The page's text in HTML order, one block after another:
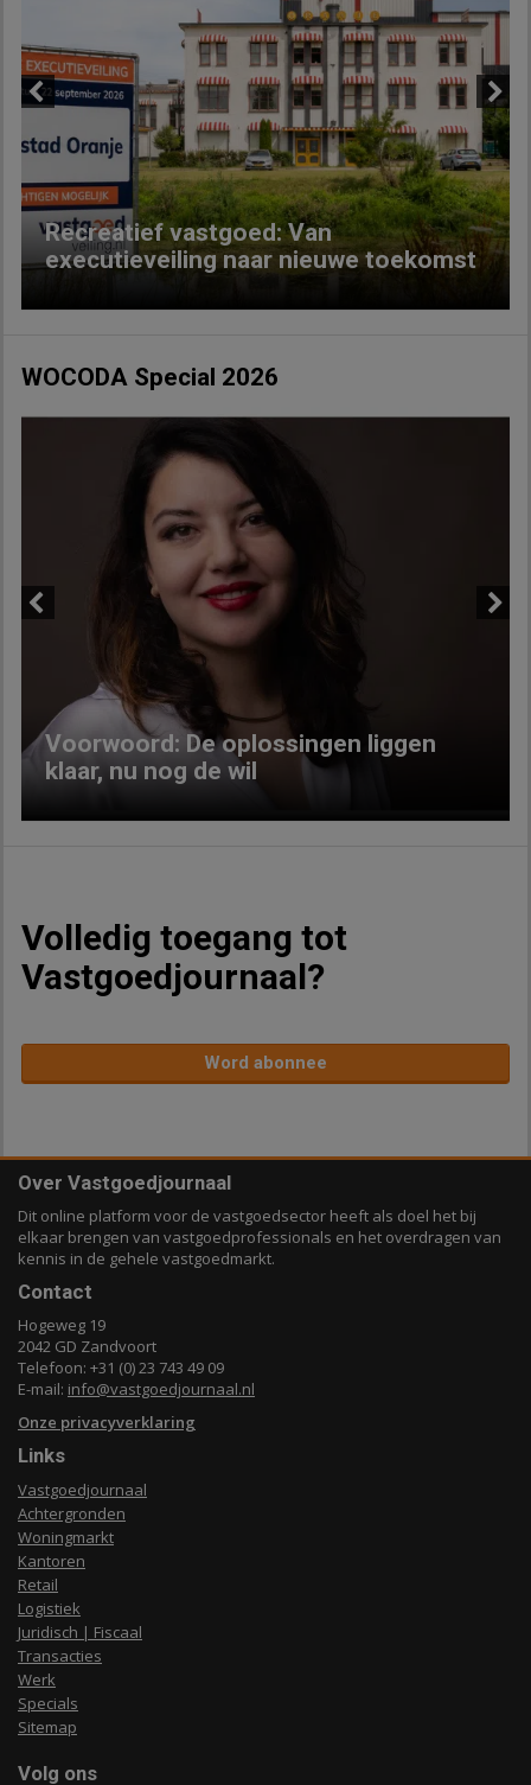
Recreatief vastgoed: Van
executieveiling naar nieuwe toekomst
Next
WOCODA Special 2026
Voorwoord: De oplossingen liggen
klaar, nu nog de wil
Volledig toegang tot
Vastgoedjournaal?
Word abonnee
Over Vastgoedjournaal
Dit online platform voor de vastgoedsector heeft als doel het bij
elkaar brengen van vastgoedprofessionals en het overdragen van
kennis in de gehele vastgoedmarkt.
Contact
Hogeweg 19
2042 GD Zandvoort
Telefoon: +31 (0) 23 743 49 09
E-mail: info@vastgoedjournaal.nl
Onze privacyverklaring
Links
Vastgoedjournaal
Achtergronden
Woningmarkt
Kantoren
Retail
Logistiek
Juridisch | Fiscaal
Transacties
Werk
Specials
Sitemap
Volg ons